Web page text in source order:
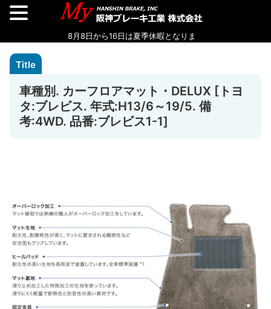
車種別. カーフロアマット・DELUX [トヨ
タ:ブレビス. 年式:H13/6～19/5. 備
考:4WD. 品番:ブレビス1-1]